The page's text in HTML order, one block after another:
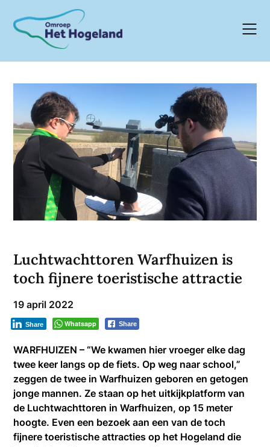
content
Luchtwachttoren Warfhuizen is
toch fijnere toeristische attractie
19 april 2022
Whatsapp Share
Share
WARFHUIZEN – “We kwamen hier vroeger elke dag
twee keer langs op de fiets. Op weg naar school,”
zeggen de twee in Warfhuizen geboren en getogen
jonge mannen. Ze staan op het uitkijkplatform van
de Luchtwachttoren in Warfhuizen, op 15 meter
hoogte. Even een bezoek aan een van de toch
fijnere toeristische attracties op het Hogeland die